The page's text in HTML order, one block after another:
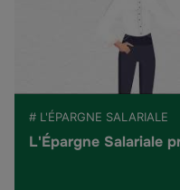
# L'ÉPARGNE SALARIALE
L'Épargne Salariale